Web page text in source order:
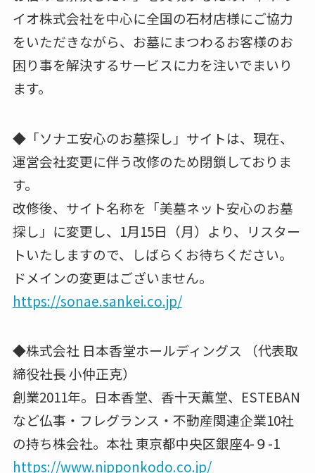
イオ株式会社を中心に全国の石材店様にご協力
をいただきながら、お墓にまつわるお客様のお
困り事を解決するサービスに力を注いでまいり
ます。
◆「ソナエ安心のお墓探し」サイトは、現在、
運営会社変更に伴う改修のため閉鎖しておりま
す。
改修後、サイト名称を「美墓ネット安心のお墓
探し」に変更し、1月15日（月）より、リスター
トいたしますので、しばらくお待ちください。
ドメインの変更はございません。
https://sonae.sankei.co.jp/
◆株式会社 ⽇本⾹堂ホールディングス （代表取
締役社⻑ ⼩仲正克）
創業2011年。⽇本⾹堂、⾹⼗天薫堂、ESTEBAN
など仏事・フレグランス・不動産関連企業10社
の持ち株会社。本社 東京都中央区銀座4-９-1
https://www.nipponkodo.co.jp/